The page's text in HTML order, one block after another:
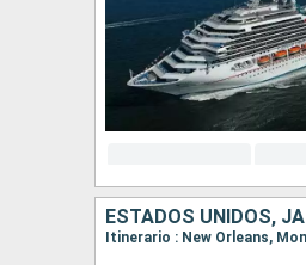
ESTADOS UNIDOS,
Itinerario : New Orleans,